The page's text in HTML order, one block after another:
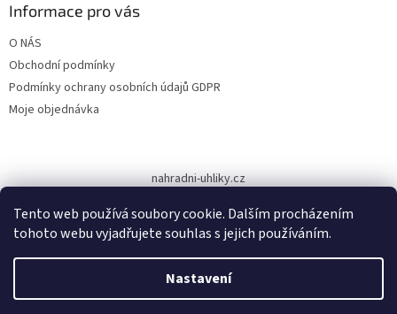
Tento web používá soubory cookie. Dalším procházením
tohoto webu vyjadřujete souhlas s jejich používáním.
Nastavení
Informace pro vás
O NÁS
Obchodní podmínky
Podmínky ochrany osobních údajů GDPR
Moje objednávka
nahradni-uhliky.cz